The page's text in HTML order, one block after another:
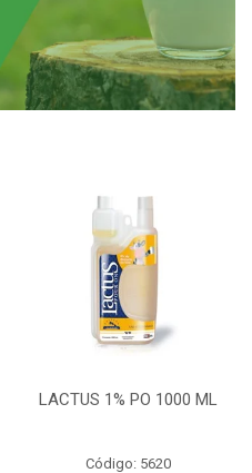
LACTUS 1% PO 1000 ML
Código: 5620